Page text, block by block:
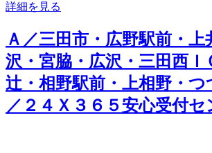
詳細を見る
Ａ／三田市・広野駅前・上
沢・宮脇・広沢・三田西Ｉ
辻・相野駅前・上相野・
／２４Ｘ３６５安心受付セ